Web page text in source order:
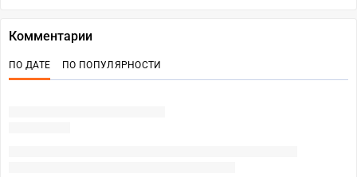
Комментарии
ПО ДАТЕ ПО ПОПУЛЯРНОСТИ